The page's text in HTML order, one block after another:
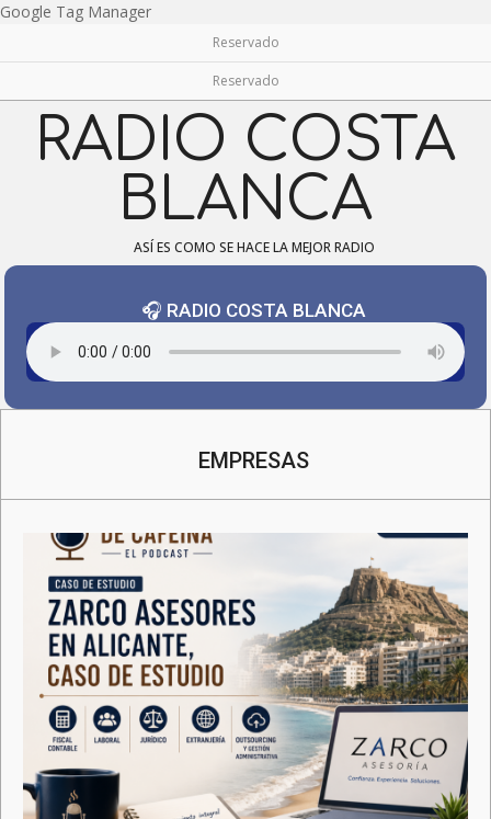
Google Tag ManagerSkip
content
Reservado
Reservado
RADIO COSTA
BLANCA
ASÍ ES COMO SE HACE LA MEJOR RADIO
🎧 RADIO COSTA BLANCA
EMPRESAS